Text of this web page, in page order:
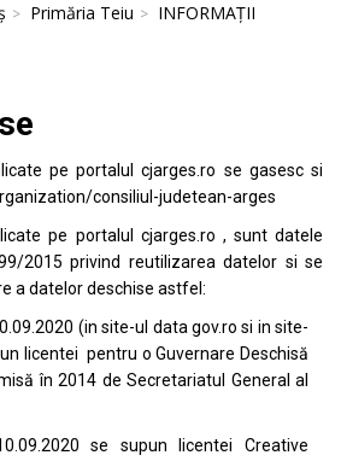
Primăria Teiu
INFORMAȚII
pe portalulcjarges.ro se gasesc si
consiliul-judetean-arges
pe portalul cjarges.ro , sunt datele
2015 privind reutilizarea datelor si se
a datelor deschise astfel:
(in site-ul data gov.ro si in site-
licentei pentru o Guvernare Deschisă
în 2014 de Secretariatul General al
se supun licentei Creative